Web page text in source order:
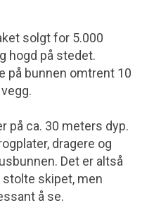
solgt for 5.000
hogd på stedet.
på bunnen omtrent 10
på ca. 30 meters dyp.
dragere og
Det er altså
stolte skipet, men
å se.